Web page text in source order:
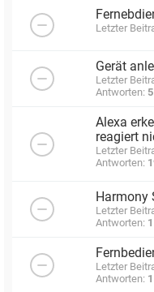
Letzter
Gerät
Letzter
Antworten: 5
Alexa
reagiert
Letzter
Antworten:
Harmony
Letzter
Antworten: 1
Letzter
Antworten: 1